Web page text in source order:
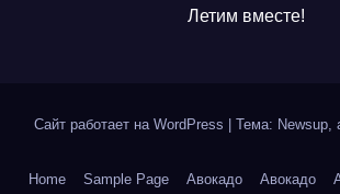
Летим вместе!
Сайт работает на WordPress Тема: Newsup,
Home Sample Page Авокадо Авокадо